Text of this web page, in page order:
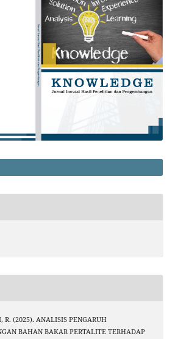
R. (2025). ANALISIS PENGARUH
BAHAN BAKAR PERTALITE TERHADAP